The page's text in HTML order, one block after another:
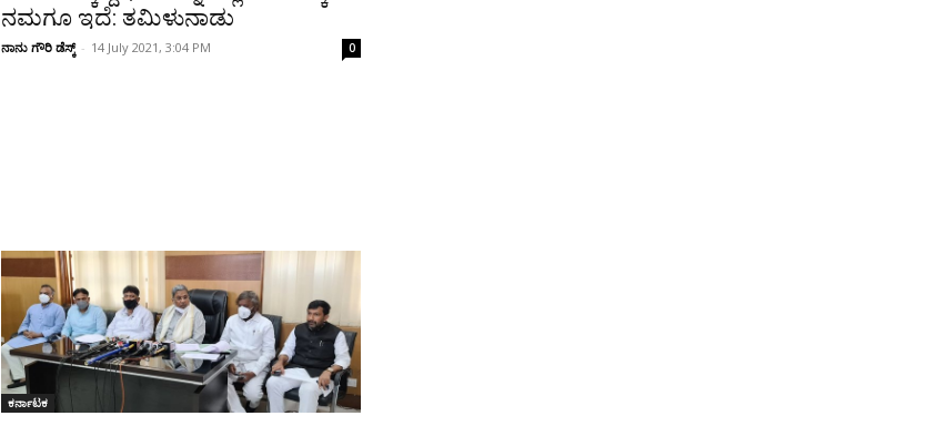
ನಮಗೂ ಇದೆ: ತಮಿಳುನಾಡು
ನಾನು ಗೌರಿ ಡೆಸ್ಕ್ - 14 July 2021, 3:04 PM 0
ಕರ್ನಾಟಕ